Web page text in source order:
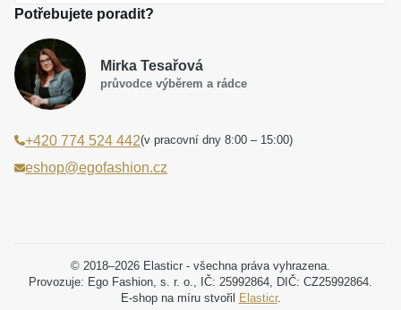
Jak vybrat perlový šperk
Dárková inspirace
Smaltované a korálkové šperky jako trend
Laboratorní diamanty jsou budoucnost
Jak správně pečovat o šperky
Obchodní podmínky
Reklamační řád
Poučení o právu na odstoupení od smlouvy
Podmínky slev a akčních nabídek
Projekt registrace ochranné známky
Potřebujete poradit?
Mirka Tesařová
průvodce výběrem a rádce
+420 774 524 442(v pracovní dny 8:00 – 15:00)
eshop@egofashion.cz
© 2018–2026 Elasticr - všechna práva vyhrazena.
Provozuje: Ego Fashion, s. r. o., IČ: 25992864, DIČ: CZ25992864.
E-shop na míru stvořil
Elasticr.